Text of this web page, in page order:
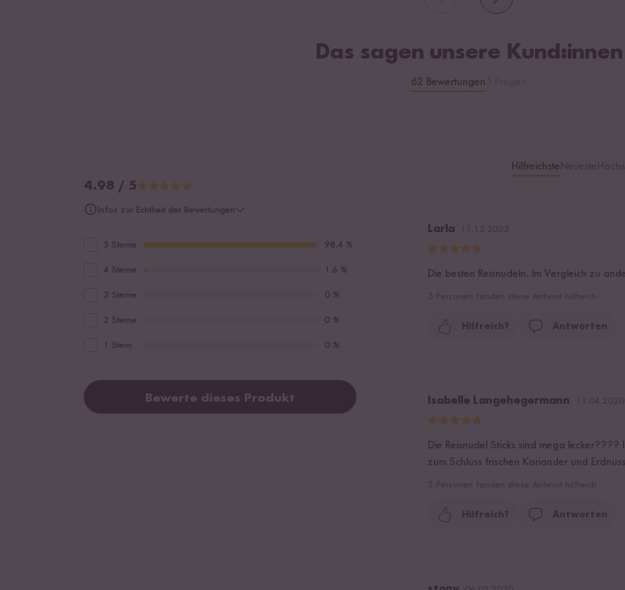
Das sagen unsere Kund:innen
62 Bewertungen
4.98 / 5
Infos zur Echtheit der Bewertungen
5 Sterne 98.4 %
4 Sterne 1.6 %
3 Sterne 0 %
2 Sterne 0 %
1 Stern 0 %
Bewerte dieses Produkt
Hilfreichste
Larla
Die besten Reisnudeln. Im Vergleich zu
Hilfreich? Antworten
Isabelle Langehegermann
Die Reisnudel Sticks sind mega
zum Schluss frischen Koriander und
Hilfreich? Antworten